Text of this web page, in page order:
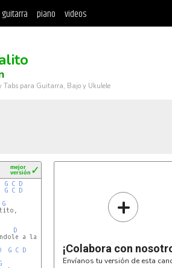
guitarra piano videos
Tabs para Guitarra, Bajo y Ukulele
✓
mejor
versión
G C D
G C D
G
D
a la mañana ay ay si
G C D
+
¡Colabora con
Envíanos tu versión de esta